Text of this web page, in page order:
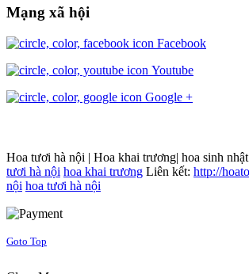
Mạng xã hội
Facebook
Youtube
Google +
Hoa tươi hà nội | Hoa khai trương| hoa sinh
tươi hà nội hoa khai trương Liên kết: http://
nội hoa tươi hà nội
Goto Top